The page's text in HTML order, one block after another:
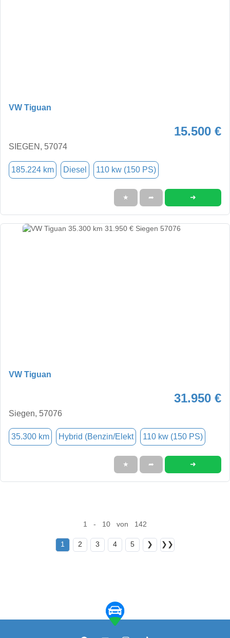
VW Tiguan
15.500 €
SIEGEN, 57074
185.224 km Diesel 110 kw (150 PS)
★ ➦ ➜
VW Tiguan
31.950 €
Siegen, 57076
35.300 km Hybrid (Benzin/Elekt 110 kw (150 PS)
★ ➦ ➜
1 - 10 von 142
1 2 3 4 5 ❯ ❯❯